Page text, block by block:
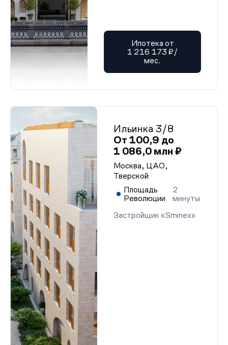
Ипотека от
1 216 173 ₽/
мес.
Ильинка 3/8
От 100,9 до
1 086,0 млн ₽
Москва, ЦАО,
Тверской
Площадь
Революции
2
минуты
Застройщик «Sminex»